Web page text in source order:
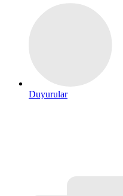
Duyurular